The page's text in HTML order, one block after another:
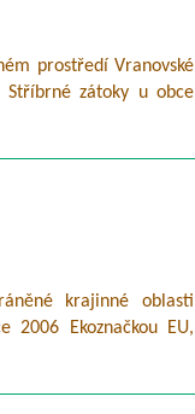
prostředí Vranovské
zátoky u obce
krajinné oblasti
2006 Ekoznačkou EU,